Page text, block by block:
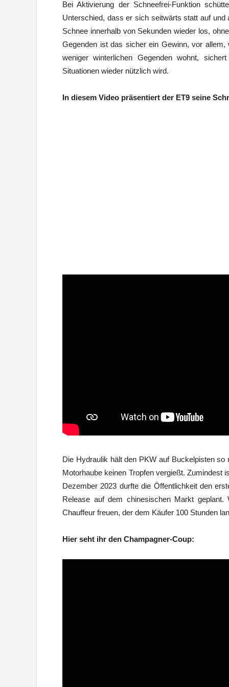
Bei Aktivierung der Schneefrei-Funktion
Unterschied, dass er sich seitwärts statt auf
Schnee innerhalb von Sekunden wieder los,
Gegenden ist das sicher ein Gewinn, vor
weniger winterlichen Gegenden wohnt,
Situationen wieder nützlich wird.
In diesem Video präsentiert der ET9 seine
Die Hydraulik hält den PKW auf Buckelpisten
Motorhaube keinen Tropfen vergießt. Zumindest
Dezember 2023 durfte die Öffentlichkeit den
Release auf dem chinesischen Markt
Chauffeur freuen, der dem Käufer 100 Stunden
Hier seht ihr den Champagner-Coup: